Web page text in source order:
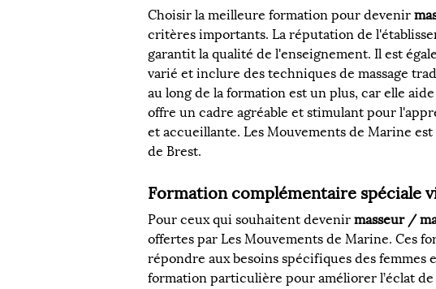
Choisir la meilleure formation pour devenir
critères importants. La réputation de
garantit la qualité de l'enseignement. Il est
varié et inclure des techniques de massage
au long de la formation est un plus, car elle
offre un cadre agréable et stimulant pour
et accueillante. Les Mouvements de Marine
de Brest.
Formation complémentaire spéciale
Pour ceux qui souhaitent devenir masseur /
offertes par Les Mouvements de Marine. Ces
répondre aux besoins spécifiques des femmes
formation particulière pour améliorer l’éclat